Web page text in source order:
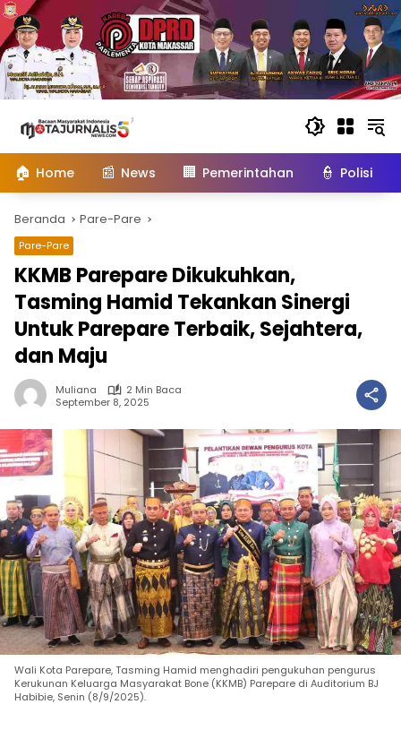
konten
🏠 Home 📰 News 🏢 Pemerintahan 👮 Polisi
Beranda Pare-Pare
Pare-Pare
KKMB Parepare Dikukuhkan,
Tasming Hamid Tekankan Sinergi
Untuk Parepare Terbaik, Sejahtera,
dan Maju
Muliana
2 Min Baca
September 8, 2025
Wali Kota Parepare, Tasming Hamid menghadiri pengukuhan pengurus
Kerukunan Keluarga Masyarakat Bone (KKMB) Parepare di Auditorium BJ
Habibie, Senin (8/9/2025).